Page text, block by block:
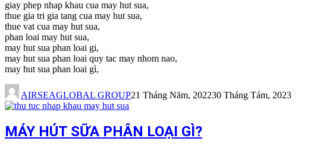
giay phep nhap khau cua may hut sua,
thue gia tri gia tang cua may hut sua,
thue vat cua may hut sua,
phan loai may hut sua,
may hut sua phan loai gi,
may hut sua phan loai quy tac may nhom nao,
may hut sua phan loai gì,
AIRSEAGLOBAL GROUP21 Tháng Năm, 202230 Tháng Tám, 2023
MÁY HÚT SỮA PHÂN LOẠI GÌ?